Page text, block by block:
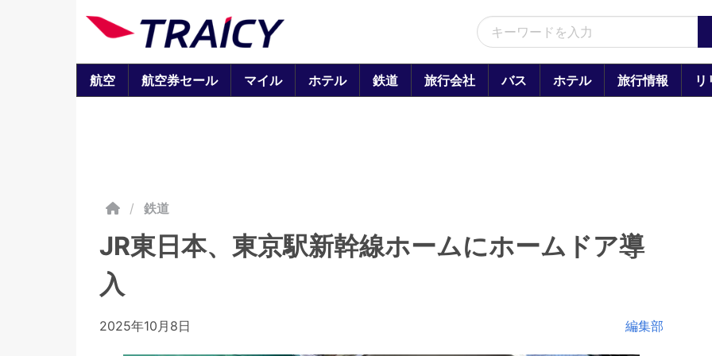
航空 航空券セール マイル ホテル 鉄道 旅行会社 バス ホテル 旅行情報 リ
/ 鉄道
JR東日本、東京駅新幹線ホームにホームドア導
入
2025年10月8日 編集部